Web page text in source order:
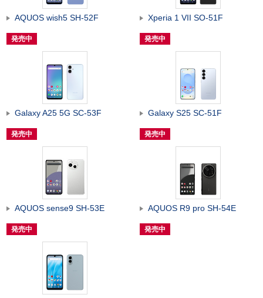
AQUOS wish5 SH-52F
発売中
Xperia 1 VII SO-51F
発売中
Galaxy A25 5G SC-53F
発売中
Galaxy S25 SC-51F
発売中
AQUOS sense9 SH-53E
発売中
AQUOS R9 pro SH-54E
発売中